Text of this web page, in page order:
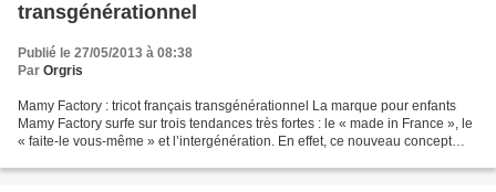
transgénérationnel
Publié le 27/05/2013 à 08:38
Par Orgris
Mamy Factory : tricot français transgénérationnel La marque pour enfants
Mamy Factory surfe sur trois tendances très fortes : le « made in France », le
« faite-le vous-même » et l’intergénération. En effet, ce nouveau concept